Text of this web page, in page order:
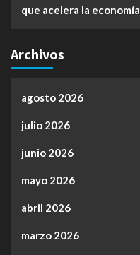
que acelera la
Archivos
agosto 2026
julio 2026
junio 2026
mayo 2026
abril 2026
marzo 2026